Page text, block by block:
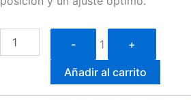
- 1 +
Añadir al carrito